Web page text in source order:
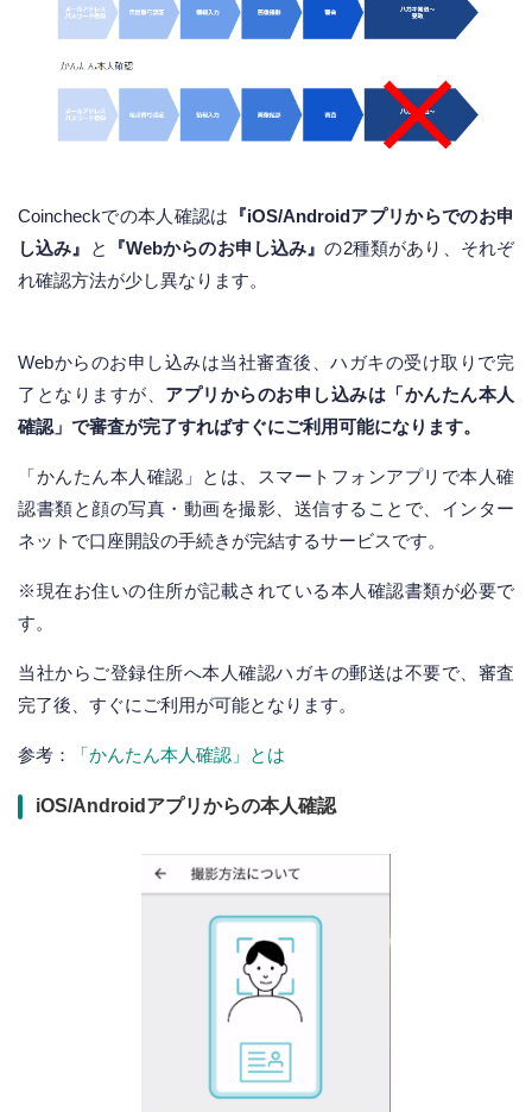
Coincheckでの本人確認は 『iOS/Androidアプリからでのお申
し込み』
と 『Webからのお申し込み』の2種類があり、それぞ
れ確認方法が少し異なります。
Webからのお申し込みは当社審査後、ハガキの受け取りで完
了となりますが、 アプリからのお申し込みは「かんたん本人
確認」で審査が完了すればすぐにご利用可能になります。
「かんたん本人確認」とは、スマートフォンアプリで本人確
認書類と顔の写真・動画を撮影、送信することで、インター
ネットで口座開設の手続きが完結するサービスです。
※現在お住いの住所が記載されている本人確認書類が必要で
す。
当社からご登録住所へ本人確認ハガキの郵送は不要で、審査
完了後、すぐにご利用が可能となります。
参考： 「かんたん本人確認」とは
iOS/Androidアプリからの本人確認